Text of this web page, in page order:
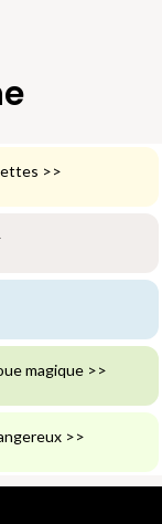
>>
magique >>
>>